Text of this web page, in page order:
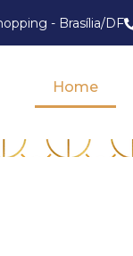
- Brasília/DF
Home